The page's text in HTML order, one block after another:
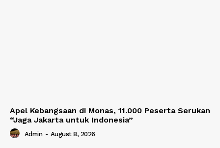
Apel Kebangsaan di Monas, 11.000 Peserta Serukan
“Jaga Jakarta untuk Indonesia”
Admin - August 8, 2026